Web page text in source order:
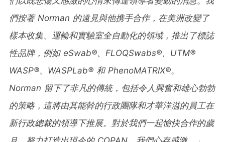
們按著Norman 的遠見與他携手合作，在美洲改變了
樣本收集、運輸和實驗室全自動化的領域，推出了標誌
性品牌，例如eSwab®、 FLOQSwabs®、 UTM®
WASP®、 WASPLab® 和PhenoMATRIX®。
Norman 留下了非凡的傳統，包括令人興奮和雄心勃勃
的策略，這將由其能幹的行政團隊和才華洋溢的員工在
新行政總裁的領導下推展。對於我們一起愉快合作的歲